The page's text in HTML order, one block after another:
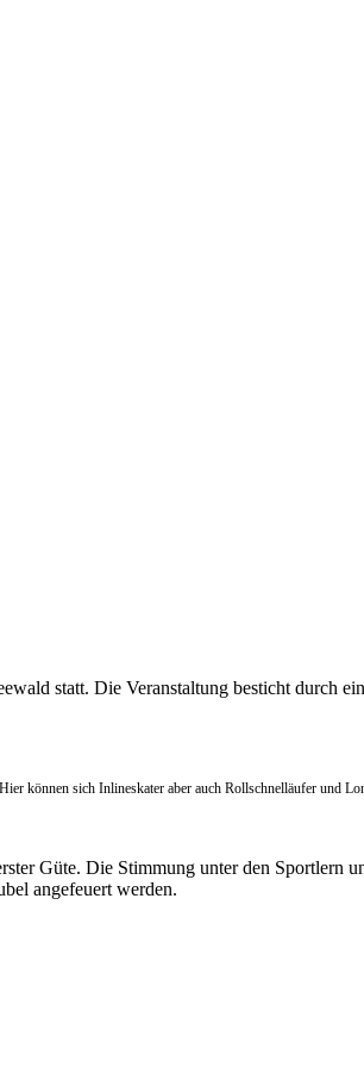
statt. Die Veranstaltung besticht durch
können sich Inlineskater aber auch Rollschnelläufer und
Güte. Die Stimmung unter den Sportlern
angefeuert werden.